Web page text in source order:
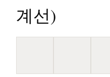
계선)